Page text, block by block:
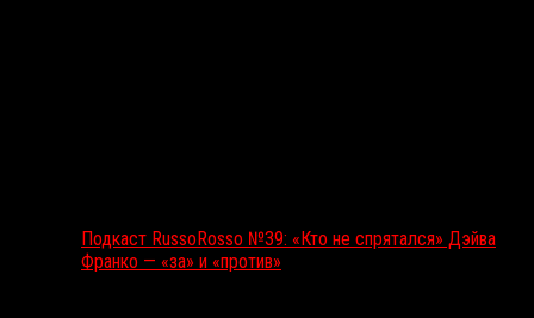
Подкаст RussoRosso №39: «Кто не спрятался» Дэйва
Франко — «за» и «против»